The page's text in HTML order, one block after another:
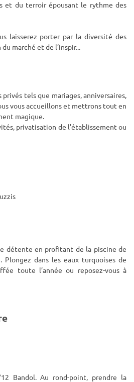
et du terroir épousant le rythme des
laisserez porter par la diversité des
marché et de l’inspir...
tels que mariages, anniversaires,
vous accueillons et mettrons tout en
magique.
privatisation de l'établissement ou
détente en profitant de la piscine de
Plongez dans les eaux turquoises de
toute l’année ou reposez-vous à
Bandol. Au rond-point, prendre la